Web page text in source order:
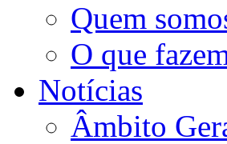
Quem
O que
Notícias
Âmbito